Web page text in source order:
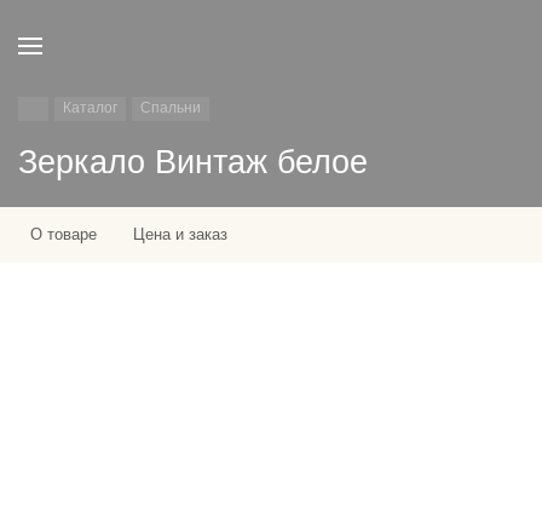
Каталог Спальни
Зеркало Винтаж белое
О товаре Цена и заказ